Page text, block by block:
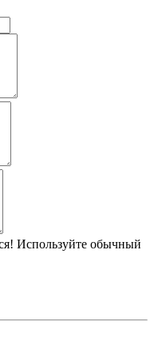
Используйте обычный